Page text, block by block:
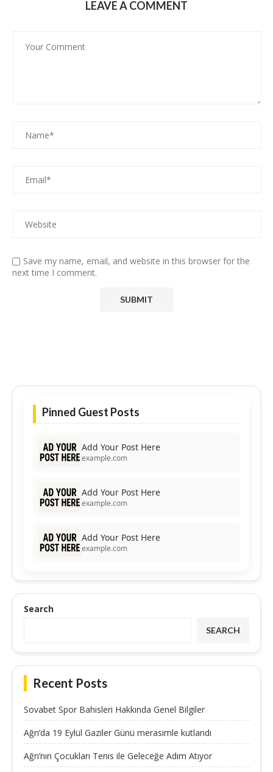
LEAVE A COMMENT
Save my name, email, and website in this browser for the
next time I comment.
Pinned Guest Posts
Add Your Post Here
example.com
Add Your Post Here
example.com
Add Your Post Here
example.com
Search
SEARCH
Recent Posts
Sovabet Spor Bahisleri Hakkında Genel Bilgiler
Ağrı’da 19 Eylül Gaziler Günü merasimle kutlandı
Ağrı’nın Çocukları Tenis ile Geleceğe Adım Atıyor